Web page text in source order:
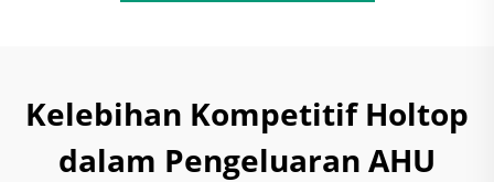
Kelebihan Kompetitif Holtop
dalam Pengeluaran AHU